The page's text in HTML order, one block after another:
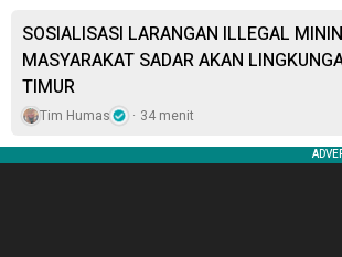
SOSIALISASI LARANGAN ILLEGAL
MASYARAKAT SADAR AKAN
TIMUR
Tim Humas 34 menit